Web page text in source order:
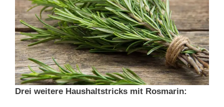
Drei weitere Haushaltstricks mit Rosmarin: